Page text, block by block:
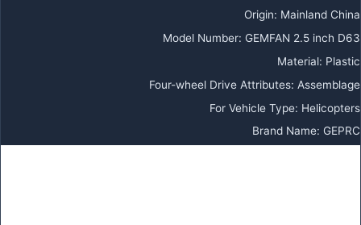
Origin: Mainland China
Model Number: GEMFAN 2.5 inch D63
Material: Plastic
Four-wheel Drive Attributes: Assemblage
For Vehicle Type: Helicopters
Brand Name: GEPRC